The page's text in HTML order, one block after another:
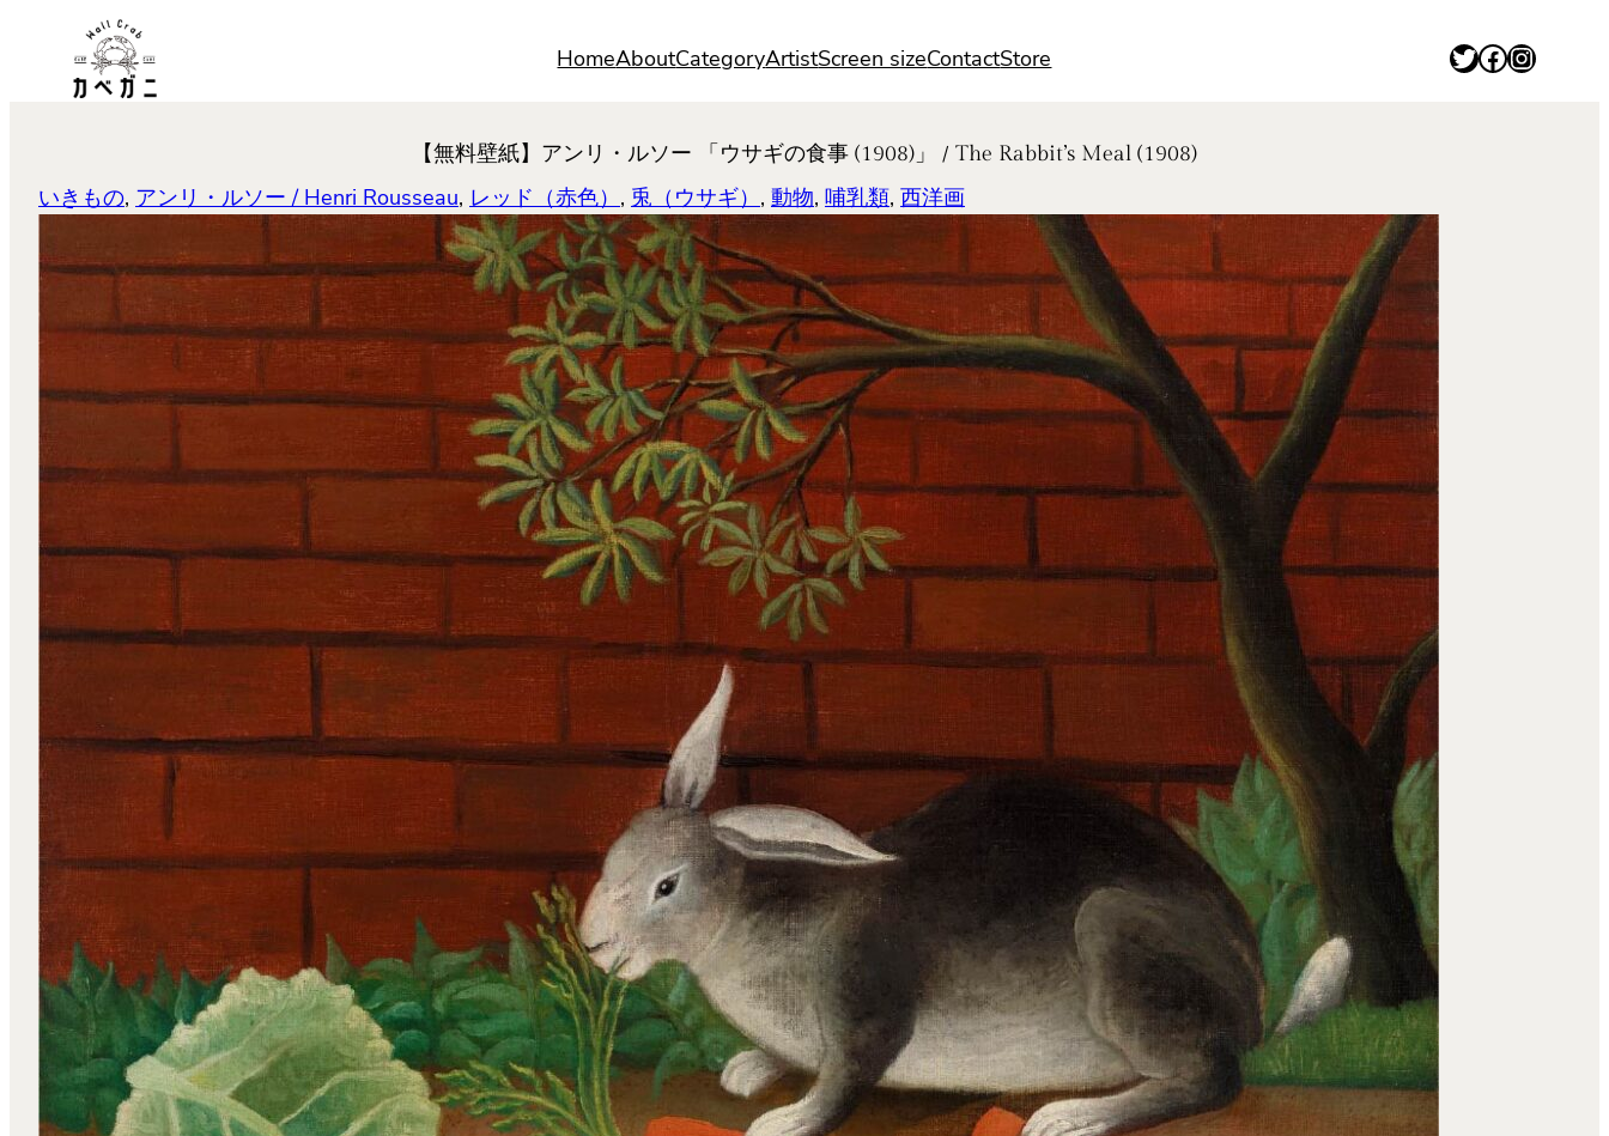
HomeAboutCategoryArtistScreen sizeContactStore Twitter Facebook Instagram
【無料壁紙】アンリ・ルソー 「ウサギの食事 (1908)」 / The Rabbit’s Meal (1908)
いきもの, アンリ・ルソー / Henri Rousseau, レッド（赤色） , 兎（ウサギ） , 動物, 哺乳類, 西洋画